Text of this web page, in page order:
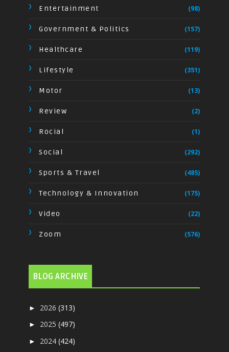
Entertainment (98)
Government & Politics (157)
Healthcare (119)
Lifestyle (351)
Motor (13)
Review (2)
Rocial (1)
Social (292)
Sports & Travel (485)
Technology & Innovation (175)
Video (22)
Zoom (576)
BLOG ARCHIVE
► 2026(313)
► 2025(497)
► 2024(424)